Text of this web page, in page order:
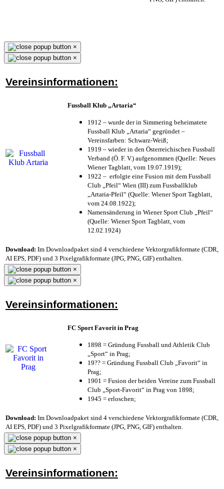
×
×
Vereinsinformationen:
Fussball Klub „Artaria“
1912 – wurde der in Simmering beheimatete
Fussball Klub „Artaria“ gegründet –
Vereinsfarben: Schwarz-Weiß;
1919 – wieder in den Österreichischen Fussball
Verband (Ö. F. V.) aufgenommen (Quelle: Neues
Wiener Tagblatt, vom 19.07.1919);
1922 – erfolgte eine Fusion mit dem Fussball
Club „Pfeil“ Wien (III) zum Fussballklub
„Artaria-Pfeil“ (Quelle: Wiener Sport Tagblatt,
vom 24.08.1922);
Namensänderung in Wiener Sport Club „Pfeil“
(Quelle: Wiener Sport Tagblatt, vom
12.02.1924)
Download: Im Downloadpaket sind 4 verschiedene Vektorgrafikformate (CDR,
AI EPS, PDF) und 3 Pixelgrafikformate (JPG, PNG, GIF) enthalten.
×
×
Vereinsinformationen:
FC Sport Favorit in Prag
1898 = Gründung Fussball und Athletik Club
„Sport“ in Prag;
19?? = Gründung Fussball Club „Favorit“ in
Prag;
1901 = Fusion der beiden Vereine zum Fussball
Club „Sport-Favorit“ in Prag von 1898;
1945 = erloschen;
Download: Im Downloadpaket sind 4 verschiedene Vektorgrafikformate (CDR,
AI EPS, PDF) und 3 Pixelgrafikformate (JPG, PNG, GIF) enthalten.
×
×
Vereinsinformationen: